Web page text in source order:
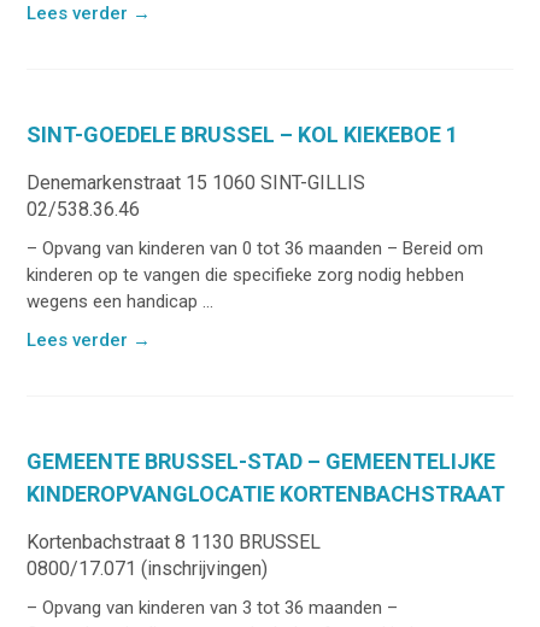
Lees verder →
SINT-GOEDELE BRUSSEL – KOL KIEKEBOE 1
Denemarkenstraat 15 1060 SINT-GILLIS
02/538.36.46
– Opvang van kinderen van 0 tot 36 maanden – Bereid om
kinderen op te vangen die specifieke zorg nodig hebben
wegens een handicap ...
Lees verder →
GEMEENTE BRUSSEL-STAD – GEMEENTELIJKE
KINDEROPVANGLOCATIE KORTENBACHSTRAAT
Kortenbachstraat 8 1130 BRUSSEL
0800/17.071 (inschrijvingen)
– Opvang van kinderen van 3 tot 36 maanden –